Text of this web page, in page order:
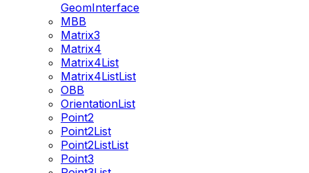
GeomInterface
MBB
Matrix3
Matrix4
Matrix4List
Matrix4ListList
OBB
OrientationList
Point2
Point2List
Point2ListList
Point3